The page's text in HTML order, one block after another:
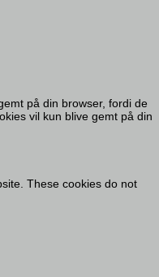
på din browser, fordi de
vil kun blive gemt på din
These cookies do not